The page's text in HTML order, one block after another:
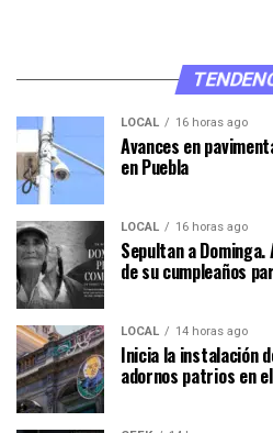
LOCAL 16 horas ago
Avances en
en Puebla
LOCAL 16 horas ago
Sepultan a
de su cumpleaños
LOCAL 14 horas ago
Inicia la instalación
adornos patrios en